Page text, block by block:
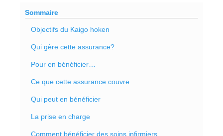
Sommaire
Objectifs du Kaigo hoken
Qui gère cette assurance?
Pour en bénéficier…
Ce que cette assurance couvre
Qui peut en bénéficier
La prise en charge
Comment bénéficier des soins infirmiers